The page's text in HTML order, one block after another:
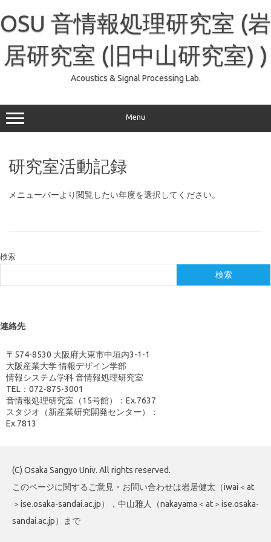
テ
ン
キ
OSU 音情報処理研究室 (岩
居研究室 (旧中山研究室) )
Acoustics & Signal Processing Lab.
Menu
研究室活動記録
メニューバーより閲覧したい年度を選択してください。
検索
検索
連絡先
〒574-8530 大阪府大東市中垣内3-1-1
大阪産業大学 情報デザイン学部
情報システム学科 音情報処理研究室
TEL：072-875-3001
音情報処理研究室（15号館）：Ex.7637
スタジオ（新産業研究開発センター）：
Ex.7813
(C) Osaka Sangyo Univ. All rights reserved.
このページに関するご意見・お問い合わせは岩居健太（iwai＜at
＞ise.osaka-sandai.ac.jp），中山雅人（nakayama＜at＞ise.osaka-
sandai.ac.jp）まで